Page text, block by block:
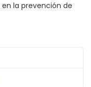
la prevención de